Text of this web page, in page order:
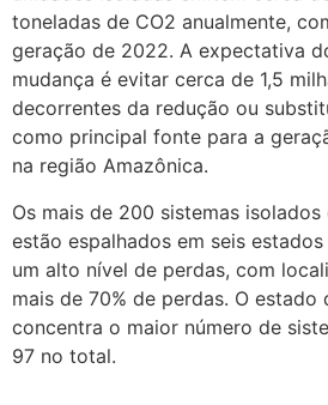
toneladas de CO2 anualmente,
geração de 2022. A expectativa
mudança é evitar cerca de 1,5
decorrentes da redução ou
como principal fonte para a
na região Amazônica.
Os mais de 200 sistemas
estão espalhados em seis
um alto nível de perdas, com
mais de 70% de perdas. O estado
concentra o maior número de
97 no total.